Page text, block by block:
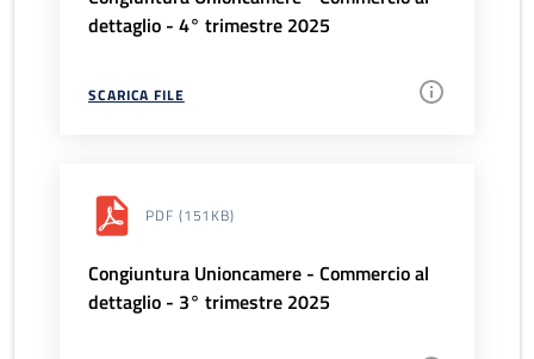
dettaglio - 4° trimestre 2025
SCARICA FILE
PDF (151KB)
Congiuntura Unioncamere - Commercio al
dettaglio - 3° trimestre 2025